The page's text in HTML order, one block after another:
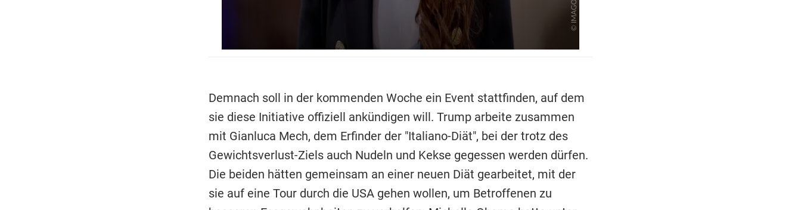
Demnach soll in der kommenden Woche ein Event stattfinden, auf dem
sie diese Initiative offiziell ankündigen will. Trump arbeite zusammen
mit Gianluca Mech, dem Erfinder der "Italiano-Diät", bei der trotz des
Gewichtsverlust-Ziels auch Nudeln und Kekse gegessen werden dürfen.
Die beiden hätten gemeinsam an einer neuen Diät gearbeitet, mit der
sie auf eine Tour durch die USA gehen wollen, um Betroffenen zu